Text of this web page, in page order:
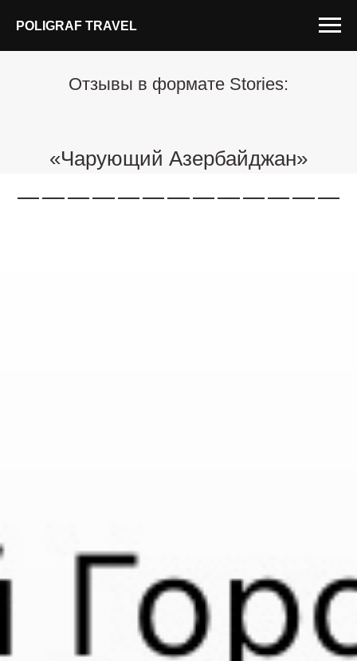
POLIGRAF TRAVEL
Отзывы в формате Stories:
«Чарующий Азербайджан»